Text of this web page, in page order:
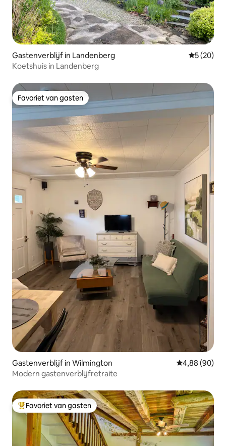
Gastenverblijf in Landenberg
5 (20)
Koetshuis in Landenberg
Favoriet van gasten
Favoriet van gasten
Gastenverblijf in Wilmington Gemiddelde
4,88 (90)
Modern gastenverblijfretraite
Topfavoriet van gasten
Favoriet van gasten